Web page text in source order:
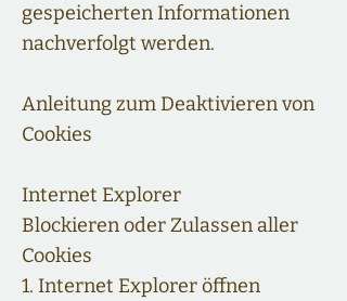
gespeicherten Informationen
nachverfolgt werden.
Anleitung zum Deaktivieren von
Cookies
Internet Explorer
Blockieren oder Zulassen aller
Cookies
1. Internet Explorer öffnen